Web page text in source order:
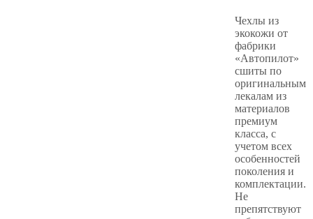
Чехлы из
экокожи от
фабрики
«Автопилот»
сшиты по
оригинальным
лекалам из
материалов
премиум
класса, с
учетом всех
особенностей
поколения и
комплектации.
Не
препятствуют